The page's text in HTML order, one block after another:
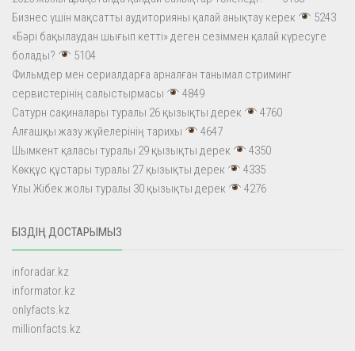
Бизнес үшін мақсатты аудиторияны қалай анықтау керек
5243
«Бәрі бақылаудан шығып кетті» деген сезіммен қалай күресуге
болады?
5104
Фильмдер мен сериалдарға арналған танымал стриминг
сервистерінің салыстырмасы
4849
Сатурн сақиналары туралы 26 қызықты дерек
4760
Алғашқы жазу жүйелерінің тарихы
4647
Шымкент қаласы туралы 29 қызықты дерек
4350
Көкқұс құстары туралы 27 қызықты дерек
4335
Ұлы Жібек жолы туралы 30 қызықты дерек
4276
БІЗДІҢ ДОСТАРЫМЫЗ
inforadar.kz
informator.kz
onlyfacts.kz
millionfacts.kz